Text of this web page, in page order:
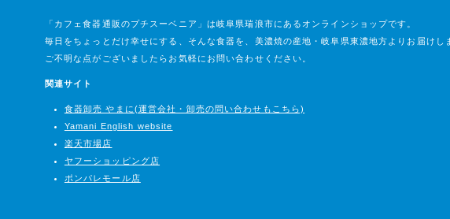
「カフェ食器通販のプチスーベニア」は岐阜県瑞浪市にあるオンラインショップです。
毎日をちょっとだけ幸せにする、そんな食器を、美濃焼の産地・岐阜県東濃地方よりお届けし
ご不明な点がございましたらお気軽にお問い合わせください。
関連サイト
食器卸売 やまに(運営会社・卸売の問い合わせもこちら)
Yamani English website
楽天市場店
ヤフーショッピング店
ポンパレモール店